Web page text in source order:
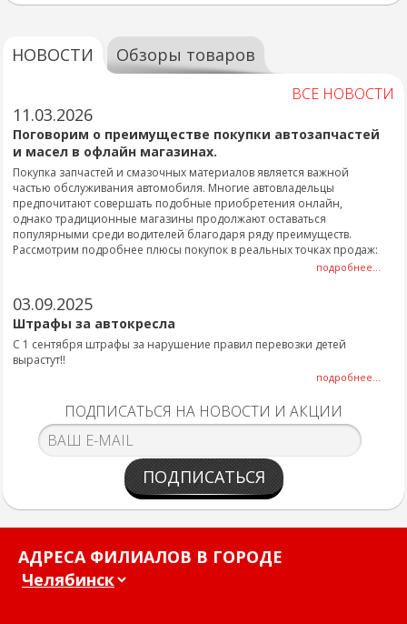
НОВОСТИ Обзоры товаров
ВСЕ НОВОСТИ
11.03.2026
Поговорим о преимуществе покупки автозапчастей
и масел в офлайн магазинах.
Покупка запчастей и смазочных материалов является важной
частью обслуживания автомобиля. Многие автовладельцы
предпочитают совершать подобные приобретения онлайн,
однако традиционные магазины продолжают оставаться
популярными среди водителей благодаря ряду преимуществ.
Рассмотрим подробнее плюсы покупок в реальных точках продаж:
подробнее...
03.09.2025
Штрафы за автокресла
С 1 сентября штрафы за нарушение правил перевозки детей
вырастут!!
подробнее...
ПОДПИСАТЬСЯ НА НОВОСТИ И АКЦИИ
ПОДПИСАТЬСЯ
АДРЕСА ФИЛИАЛОВ В ГОРОДЕ